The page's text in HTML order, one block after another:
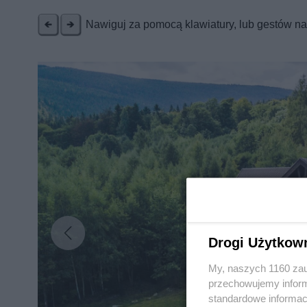
Nawiguj za pomocą klawiatury, lub gestów
Drogi
My, naszych 1160
przechowujemy
standardowe